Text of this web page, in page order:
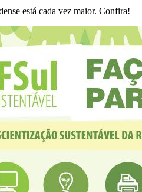
está cada vez maior. Confira!